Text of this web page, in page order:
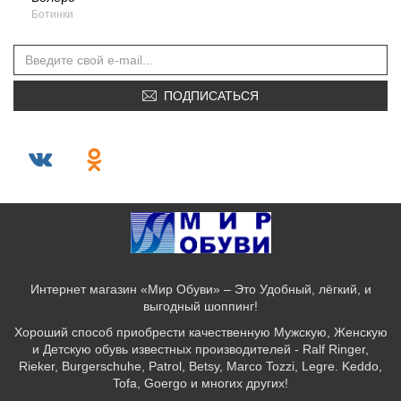
Ботинки
ПОДПИСАТЬСЯ
Интернет магазин «Мир Обуви» – Это Удобный, лёгкий, и
выгодный шоппинг!
Хороший способ приобрести качественную Мужскую, Женскую
и Детскую обувь известных производителей - Ralf Ringer,
Rieker, Burgerschuhe, Patrol, Betsy, Marco Tozzi, Legre. Keddo,
Tofa, Goergo и многих других!